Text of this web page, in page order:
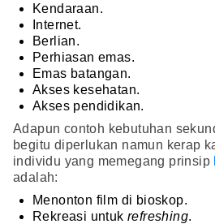
Kendaraan.
Internet.
Berlian.
Perhiasan emas.
Emas batangan.
Akses kesehatan.
Akses pendidikan.
Adapun contoh kebutuhan
begitu diperlukan namun kerap
individu yang memegang prinsip
adalah:
Menonton film di bioskop.
Rekreasi untuk refreshing.